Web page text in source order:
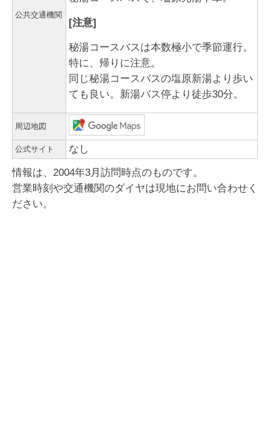
公共交通機関
[注意]
秘湯コースバスは本数極小で季節運行。
特に、帰りに注意。
同じ秘湯コースバスの塩原新湯より歩い
ても良い。新湯バス停より徒歩30分。
周辺地図
公式サイト なし
情報は、2004年3月訪問時点のものです。
営業時刻や交通機関のダイヤは現地にお問い合わせく
ださい。